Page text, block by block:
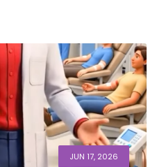
JUN 17, 2026